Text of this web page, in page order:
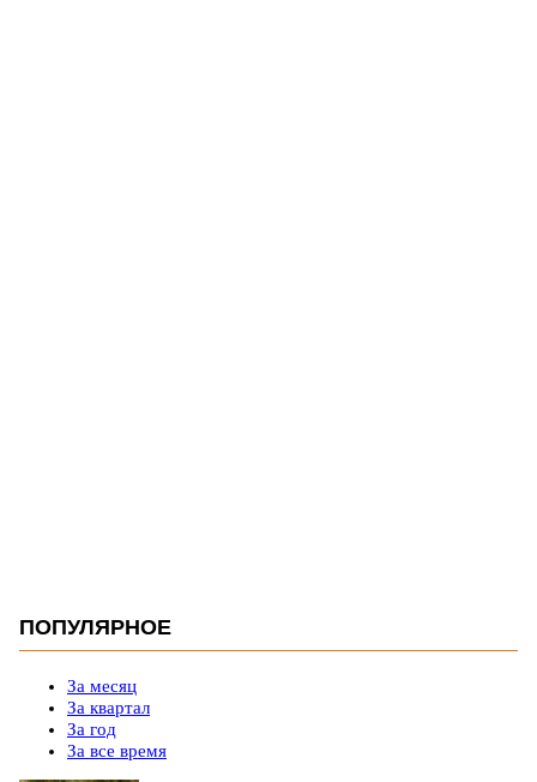
ПОПУЛЯРНОЕ
За месяц
За квартал
За год
За все время